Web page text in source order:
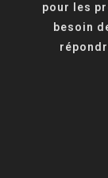
pour les
besoin